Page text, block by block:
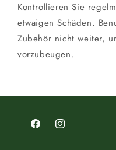
Kontrollieren Sie
etwaigen Schäden.
Zubehör nicht weiter,
vorzubeugen.
FacebookInstagram